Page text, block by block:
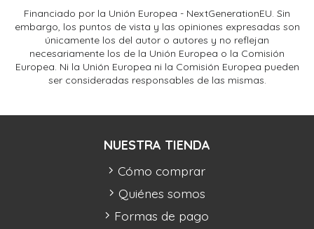
Financiado por la Unión Europea - NextGenerationEU. Sin
embargo, los puntos de vista y las opiniones expresadas son
únicamente los del autor o autores y no reflejan
necesariamente los de la Unión Europea o la Comisión
Europea. Ni la Unión Europea ni la Comisión Europea pueden
ser consideradas responsables de las mismas.
NUESTRA TIENDA
Cómo comprar
Quiénes somos
Formas de pago